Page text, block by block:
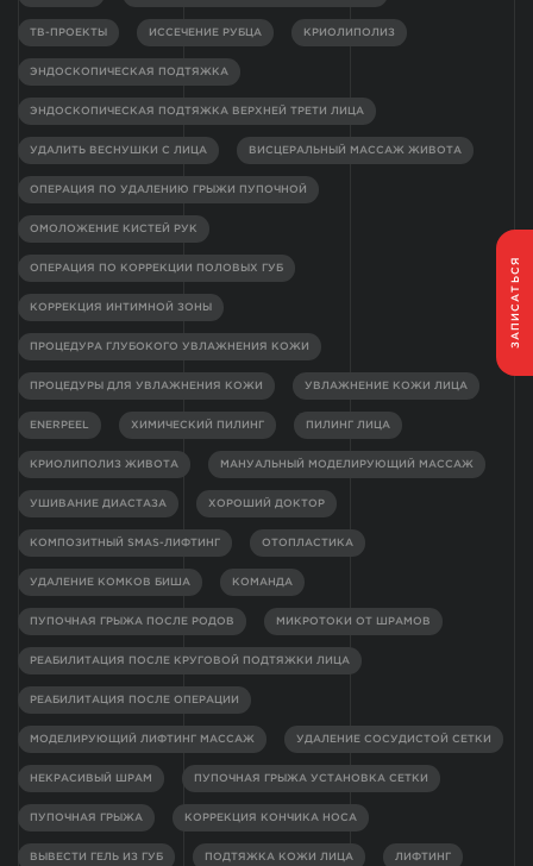
ЗАПИСАТЬСЯ
ТВ-ПРОЕКТЫ ИССЕЧЕНИЕ РУБЦА КРИОЛИПОЛИЗ
ЭНДОСКОПИЧЕСКАЯ ПОДТЯЖКА
ЭНДОСКОПИЧЕСКАЯ ПОДТЯЖКА ВЕРХНЕЙ ТРЕТИ ЛИЦА
УДАЛИТЬ ВЕСНУШКИ С ЛИЦА ВИСЦЕРАЛЬНЫЙ МАССАЖ ЖИВОТА
ОПЕРАЦИЯ ПО УДАЛЕНИЮ ГРЫЖИ ПУПОЧНОЙ
ОМОЛОЖЕНИЕ КИСТЕЙ РУК
ОПЕРАЦИЯ ПО КОРРЕКЦИИ ПОЛОВЫХ ГУБ
КОРРЕКЦИЯ ИНТИМНОЙ ЗОНЫ
ПРОЦЕДУРА ГЛУБОКОГО УВЛАЖНЕНИЯ КОЖИ
ПРОЦЕДУРЫ ДЛЯ УВЛАЖНЕНИЯ КОЖИ УВЛАЖНЕНИЕ КОЖИ ЛИЦА
ENERPEEL ХИМИЧЕСКИЙ ПИЛИНГ ПИЛИНГ ЛИЦА
КРИОЛИПОЛИЗ ЖИВОТА МАНУАЛЬНЫЙ МОДЕЛИРУЮЩИЙ МАССАЖ
УШИВАНИЕ ДИАСТАЗА ХОРОШИЙ ДОКТОР
КОМПОЗИТНЫЙ SMAS-ЛИФТИНГ ОТОПЛАСТИКА
УДАЛЕНИЕ КОМКОВ БИША КОМАНДА
ПУПОЧНАЯ ГРЫЖА ПОСЛЕ РОДОВ МИКРОТОКИ ОТ ШРАМОВ
РЕАБИЛИТАЦИЯ ПОСЛЕ КРУГОВОЙ ПОДТЯЖКИ ЛИЦА
РЕАБИЛИТАЦИЯ ПОСЛЕ ОПЕРАЦИИ
МОДЕЛИРУЮЩИЙ ЛИФТИНГ МАССАЖ УДАЛЕНИЕ СОСУДИСТОЙ СЕТКИ
НЕКРАСИВЫЙ ШРАМ ПУПОЧНАЯ ГРЫЖА УСТАНОВКА СЕТКИ
ПУПОЧНАЯ ГРЫЖА КОРРЕКЦИЯ КОНЧИКА НОСА
ВЫВЕСТИ ГЕЛЬ ИЗ ГУБ ПОДТЯЖКА КОЖИ ЛИЦА ЛИФТИНГ